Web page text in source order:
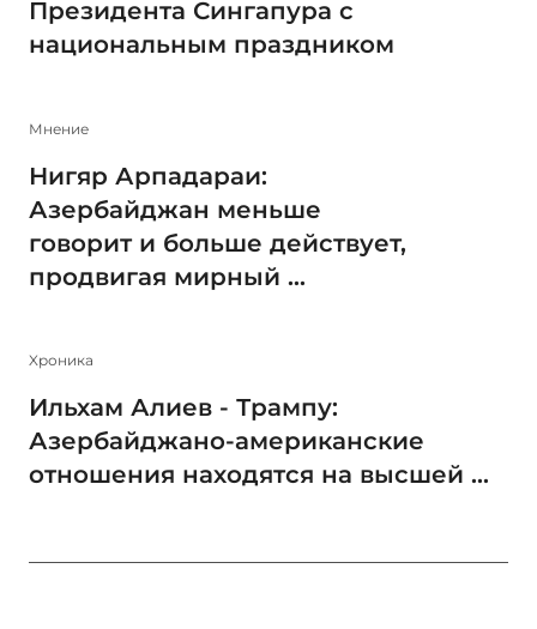
Президента Сингапура с
национальным праздником
Мнение
Нигяр Арпадараи:
Азербайджан меньше
говорит и больше действует,
продвигая мирный ...
Xроника
Ильхам Алиев - Трампу:
Азербайджано-американские
отношения находятся на высшей ...